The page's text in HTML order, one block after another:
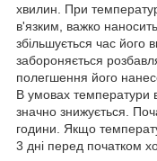
хвилин. При
в'язким, важко
збільшується час його
забороняється
полегшення його
В умовах температури
значно знижується.
години. Якщо
3 дні перед початком